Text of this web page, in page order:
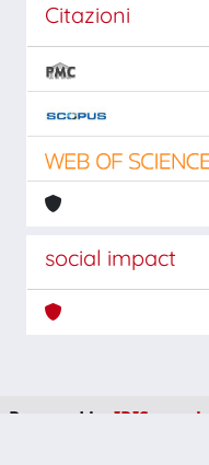
Citazioni
social impact
Powered by IRIS